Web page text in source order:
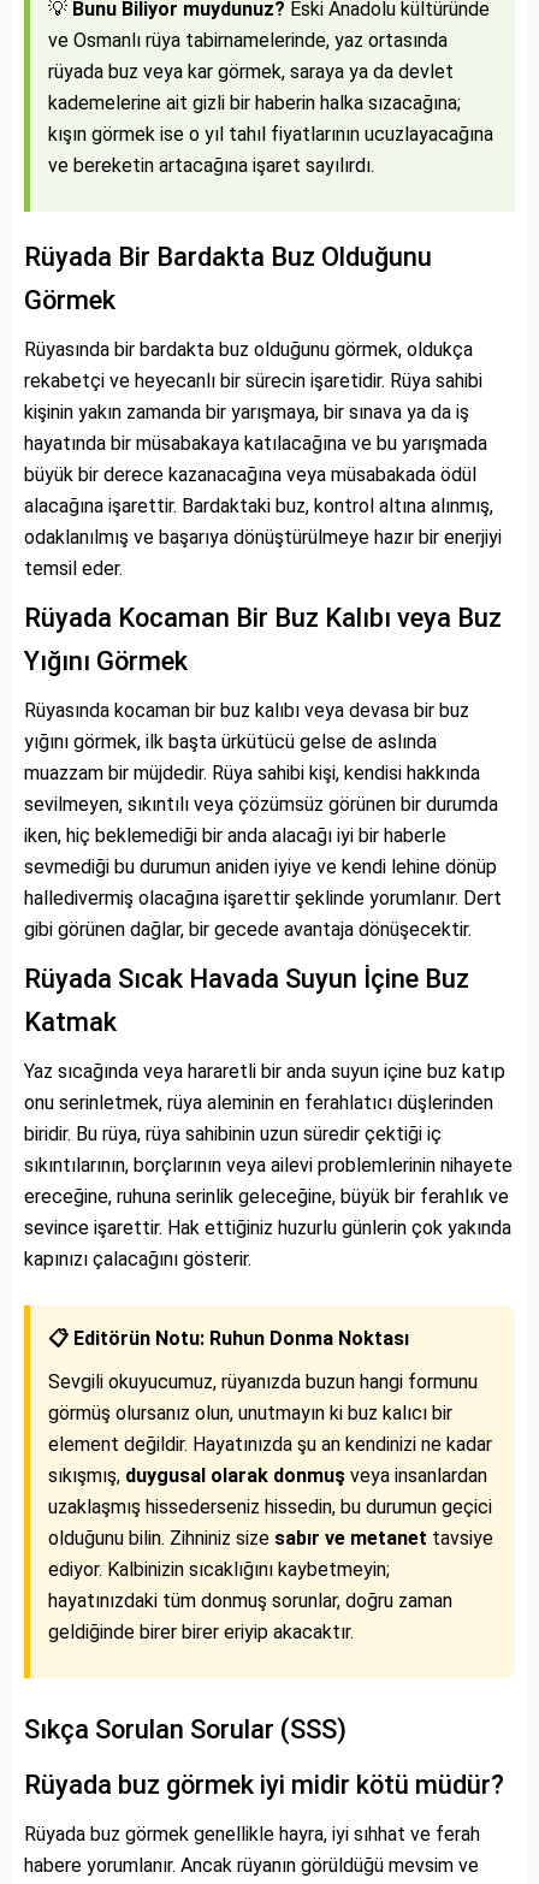
💡 Bunu Biliyor muydunuz? Eski Anadolu kültüründe
ve Osmanlı rüya tabirnamelerinde, yaz ortasında
rüyada buz veya kar görmek, saraya ya da devlet
kademelerine ait gizli bir haberin halka sızacağına;
kışın görmek ise o yıl tahıl fiyatlarının ucuzlayacağına
ve bereketin artacağına işaret sayılırdı.
Rüyada Bir Bardakta Buz Olduğunu
Görmek
Rüyasında bir bardakta buz olduğunu görmek, oldukça
rekabetçi ve heyecanlı bir sürecin işaretidir. Rüya sahibi
kişinin yakın zamanda bir yarışmaya, bir sınava ya da iş
hayatında bir müsabakaya katılacağına ve bu yarışmada
büyük bir derece kazanacağına veya müsabakada ödül
alacağına işarettir. Bardaktaki buz, kontrol altına alınmış,
odaklanılmış ve başarıya dönüştürülmeye hazır bir enerjiyi
temsil eder.
Rüyada Kocaman Bir Buz Kalıbı veya Buz
Yığını Görmek
Rüyasında kocaman bir buz kalıbı veya devasa bir buz
yığını görmek, ilk başta ürkütücü gelse de aslında
muazzam bir müjdedir. Rüya sahibi kişi, kendisi hakkında
sevilmeyen, sıkıntılı veya çözümsüz görünen bir durumda
iken, hiç beklemediği bir anda alacağı iyi bir haberle
sevmediği bu durumun aniden iyiye ve kendi lehine dönüp
halledivermiş olacağına işarettir şeklinde yorumlanır. Dert
gibi görünen dağlar, bir gecede avantaja dönüşecektir.
Rüyada Sıcak Havada Suyun İçine Buz
Katmak
Yaz sıcağında veya hararetli bir anda suyun içine buz katıp
onu serinletmek, rüya aleminin en ferahlatıcı düşlerinden
biridir. Bu rüya, rüya sahibinin uzun süredir çektiği iç
sıkıntılarının, borçlarının veya ailevi problemlerinin nihayete
ereceğine, ruhuna serinlik geleceğine, büyük bir ferahlık ve
sevince işarettir. Hak ettiğiniz huzurlu günlerin çok yakında
kapınızı çalacağını gösterir.
📋 Editörün Notu: Ruhun Donma Noktası
Sevgili okuyucumuz, rüyanızda buzun hangi formunu
görmüş olursanız olun, unutmayın ki buz kalıcı bir
element değildir. Hayatınızda şu an kendinizi ne kadar
sıkışmış, duygusal olarak donmuş veya insanlardan
uzaklaşmış hissederseniz hissedin, bu durumun geçici
olduğunu bilin. Zihniniz size sabır ve metanet tavsiye
ediyor. Kalbinizin sıcaklığını kaybetmeyin;
hayatınızdaki tüm donmuş sorunlar, doğru zaman
geldiğinde birer birer eriyip akacaktır.
Sıkça Sorulan Sorular (SSS)
Rüyada buz görmek iyi midir kötü müdür?
Rüyada buz görmek genellikle hayra, iyi sıhhat ve ferah
habere yorumlanır. Ancak rüyanın görüldüğü mevsim ve